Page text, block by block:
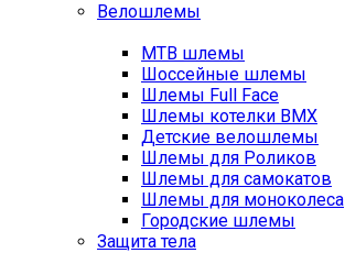
Велошлемы
MTB шлемы
Шоссейные шлемы
Шлемы Full Face
Шлемы котелки BMX
Детские велошлемы
Шлемы для Роликов
Шлемы для самокатов
Шлемы для моноколеса
Городские шлемы
Защита тела